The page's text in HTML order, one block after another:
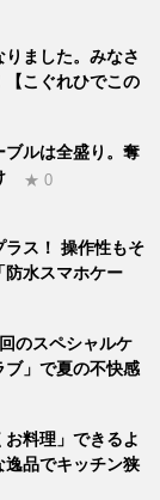
ました。みなさ
【こぐれひでこの
ブルは全盛り。奪
★ 0
ラス！ 操作性もそ
防水スマホケー
のスペシャルケ
ブ」で夏の不快感
お料理」できるよ
逸品でキッチン狭